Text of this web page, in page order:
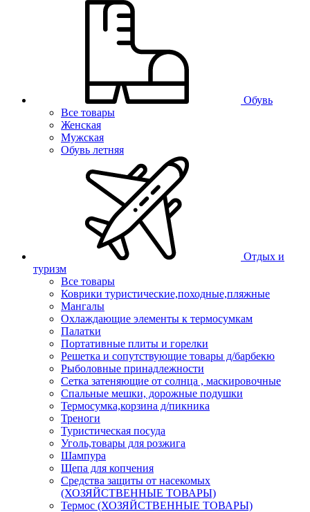
Обувь
Все товары
Женская
Мужская
Обувь летняя
Отдых и
туризм
Все товары
Коврики туристические,походные,пляжные
Мангалы
Охлаждающие элементы к термосумкам
Палатки
Портативные плиты и горелки
Решетка и сопутствующие товары д/барбекю
Рыболовные принадлежности
Сетка затеняющие от солнца , маскировочные
Спальные мешки, дорожные подушки
Термосумка,корзина д/пикника
Треноги
Туристическая посуда
Уголь,товары для розжига
Шампура
Щепа для копчения
Средства защиты от насекомых
(ХОЗЯЙСТВЕННЫЕ ТОВАРЫ)
Термос (ХОЗЯЙСТВЕННЫЕ ТОВАРЫ)